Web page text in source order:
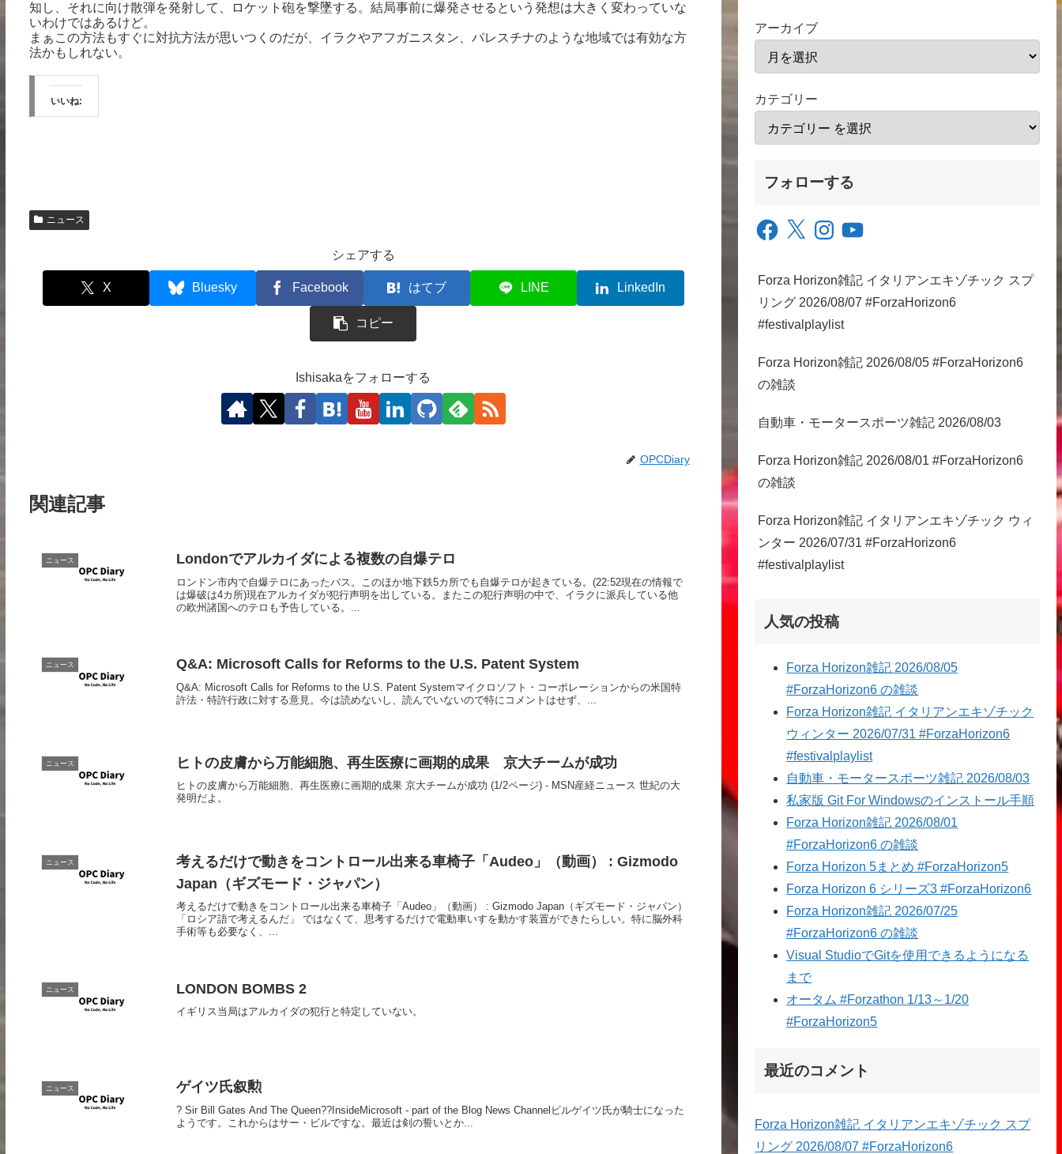
知し、それに向け散弾を発射して、ロケット砲を撃墜する。結局事前に爆発させるという発想は大きく変わっていな
いわけではあるけど。
まぁこの方法もすぐに対抗方法が思いつくのだが、イラクやアフガニスタン、パレスチナのような地域では有効な方
法かもしれない。
いいね:
ニュース
シェアする
X Bluesky Facebook はてブ LINE LinkedIn
コピー
Ishisakaをフォローする
OPCDiary
関連記事
ニュース Londonでアルカイダによる複数の自爆テロ
ロンドン市内で自爆テロにあったバス。このほか地下鉄5カ所でも自爆テロが起きている。(22:52現在の情報で
は爆破は4カ所)現在アルカイダが犯行声明を出している。またこの犯行声明の中で、イラクに派兵している他
の欧州諸国へのテロも予告している。...
ニュース Q&A: Microsoft Calls for Reforms to the U.S. Patent System
Q&A: Microsoft Calls for Reforms to the U.S. Patent Systemマイクロソフト・コーポレーションからの米国特
許法・特許行政に対する意見。今は読めないし、読んでいないので特にコメントはせず、...
ニュース ヒトの皮膚から万能細胞、再生医療に画期的成果 京大チームが成功
ヒトの皮膚から万能細胞、再生医療に画期的成果 京大チームが成功 (1/2ページ) - MSN産経ニュース 世紀の大
発明だよ。
ニュース
考えるだけで動きをコントロール出来る車椅子「Audeo」（動画） : Gizmodo
Japan（ギズモード・ジャパン）
考えるだけで動きをコントロール出来る車椅子「Audeo」（動画） : Gizmodo Japan（ギズモード・ジャパン）
「ロシア語で考えるんだ」 ではなくて、思考するだけで電動車いすを動かす装置ができたらしい。特に脳外科
手術等も必要なく、...
ニュース LONDON BOMBS 2
イギリス当局はアルカイダの犯行と特定していない。
ニュース ゲイツ氏叙勲
? Sir Bill Gates And The Queen??InsideMicrosoft - part of the Blog News Channelビルゲイツ氏が騎士になった
ようです。これからはサー・ビルですな。最近は剣の誓いとか...
アーカイブ
カテゴリー
フォローする
Facebook
X InstagramYouTube
Forza Horizon雑記 イタリアンエキゾチック スプ
リング 2026/08/07 #ForzaHorizon6
#festivalplaylist
Forza Horizon雑記 2026/08/05 #ForzaHorizon6
の雑談
自動車・モータースポーツ雑記 2026/08/03
Forza Horizon雑記 2026/08/01 #ForzaHorizon6
の雑談
Forza Horizon雑記 イタリアンエキゾチック ウィ
ンター 2026/07/31 #ForzaHorizon6
#festivalplaylist
人気の投稿
Forza Horizon雑記 2026/08/05
#ForzaHorizon6 の雑談
Forza Horizon雑記 イタリアンエキゾチック
ウィンター 2026/07/31 #ForzaHorizon6
#festivalplaylist
自動車・モータースポーツ雑記 2026/08/03
私家版 Git For Windowsのインストール手順
Forza Horizon雑記 2026/08/01
#ForzaHorizon6 の雑談
Forza Horizon 5まとめ #ForzaHorizon5
Forza Horizon 6 シリーズ3 #ForzaHorizon6
Forza Horizon雑記 2026/07/25
#ForzaHorizon6 の雑談
Visual StudioでGitを使用できるようになる
まで
オータム #Forzathon 1/13～1/20
#ForzaHorizon5
最近のコメント
Forza Horizon雑記 イタリアンエキゾチック スプ
リング 2026/08/07 #ForzaHorizon6